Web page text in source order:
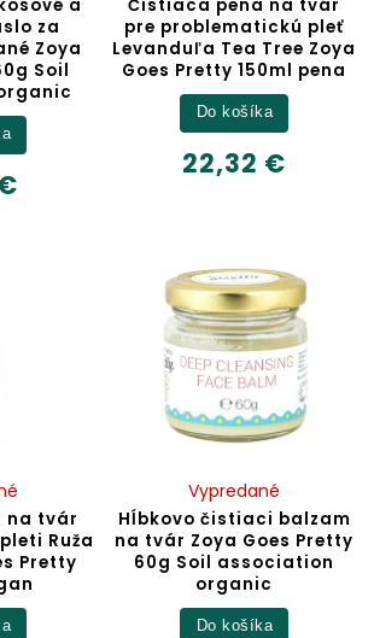
a
za
Zoya
Soil
Čistiaca pena na tvár
pre problematickú pleť
Levanduľa Tea Tree Zoya
Goes Pretty 150ml pena
22,32 €
Do košíka
na tvár
Ruža
Pretty
Hĺbkovo čistiaci balzam
na tvár Zoya Goes Pretty
60g Soil association
organic
Vypredané
Do košíka